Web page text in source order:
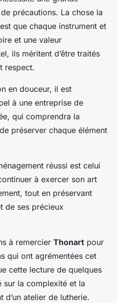
précautions. La chose la
que chaque instrument et
et une valeur
ils méritent d’être traités
respect.
en douceur, il est
à une entreprise de
qui comprendra la
préserver chaque élément
réussi est celui
à exercer son art
tout en préservant
de ses précieux
à remercier Thonart pour
qui ont agrémentées cet
cette lecture de quelques
sur la complexité et la
d’un atelier de lutherie.